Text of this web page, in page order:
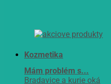
Kozmetika
Mám problém s...
Bradavice a kurie oká